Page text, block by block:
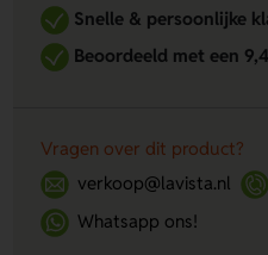
Snelle & persoonlijke
Beoordeeld met een 9,4
Vragen over dit product?
verkoop@lavista.nl
Whatsapp ons!